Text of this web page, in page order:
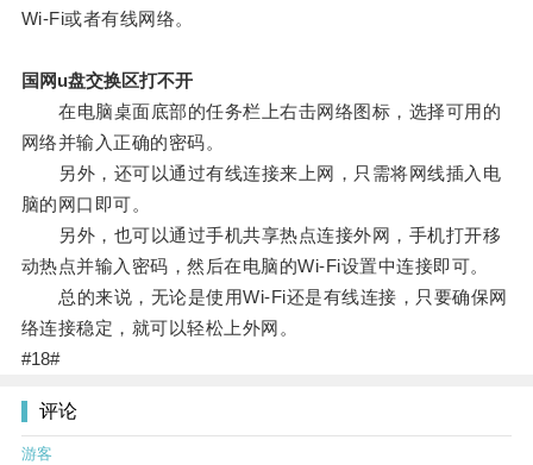
Wi-Fi或者有线网络。
国网u盘交换区打不开
在电脑桌面底部的任务栏上右击网络图标，选择可用的
网络并输入正确的密码。
另外，还可以通过有线连接来上网，只需将网线插入电
脑的网口即可。
另外，也可以通过手机共享热点连接外网，手机打开移
动热点并输入密码，然后在电脑的Wi-Fi设置中连接即可。
总的来说，无论是使用Wi-Fi还是有线连接，只要确保网
络连接稳定，就可以轻松上外网。
#18#
评论
游客